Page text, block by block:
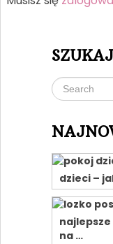
dzieci –
na …